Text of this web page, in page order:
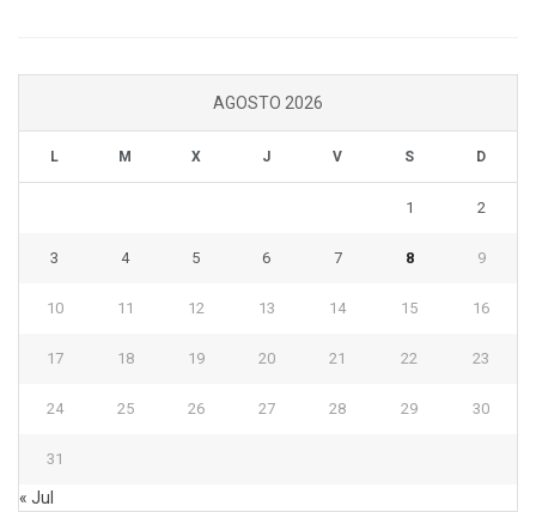
AGOSTO 2026
L M X J V S D
1 2
3 4 5 6 7 8 9
10 11 12 13 14 15 16
17 18 19 20 21 22 23
24 25 26 27 28 29 30
31
« Jul